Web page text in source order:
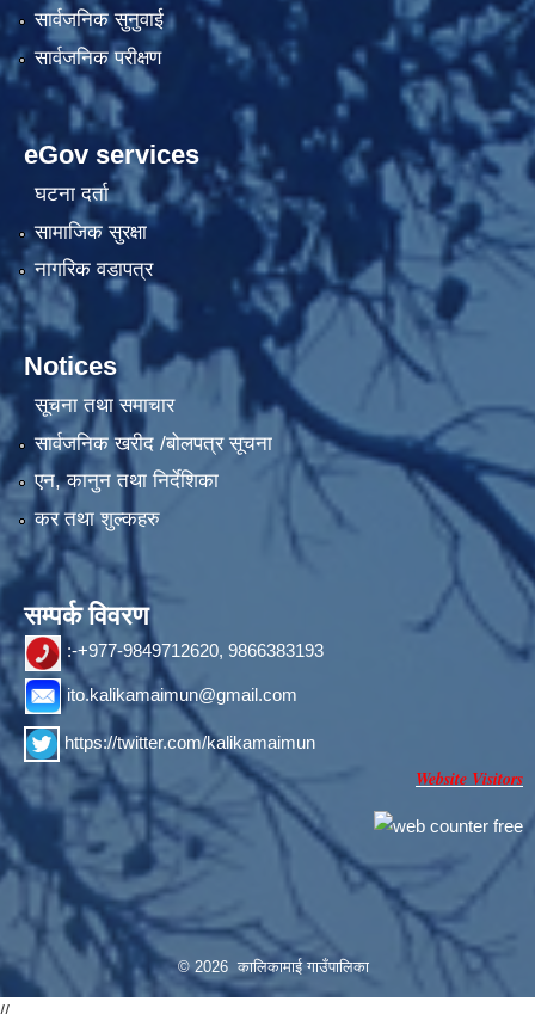
सार्वजनिक सुनुवाई
सार्वजनिक परीक्षण
eGov services
घटना दर्ता
सामाजिक सुरक्षा
नागरिक वडापत्र
Notices
सूचना तथा समाचार
सार्वजनिक खरीद /बोलपत्र सूचना
एन, कानुन तथा निर्देशिका
कर तथा शुल्कहरु
सम्पर्क विवरण
:-+977-9849712620, 9866383193
ito.kalikamaimun@gmail.com
https://twitter.com/kalikamaimun
Website Visitors
© 2026 कालिकामाई गाउँपालिका
//